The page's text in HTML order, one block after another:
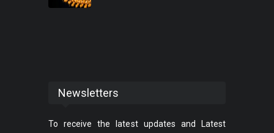
Newsletters
To receive the latest updates and Latest